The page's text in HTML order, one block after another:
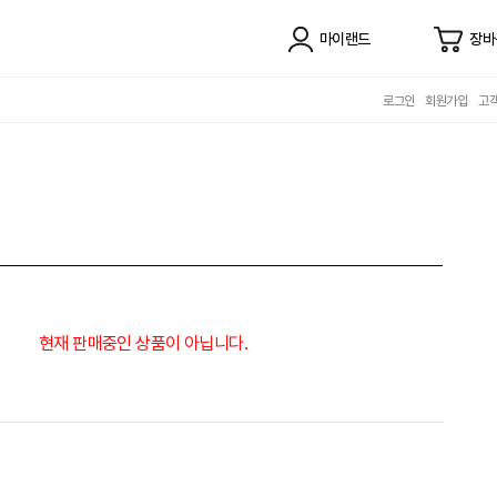
마이랜드 장
로그인 회원가입 고
현재 판매중인 상품이 아닙니다.